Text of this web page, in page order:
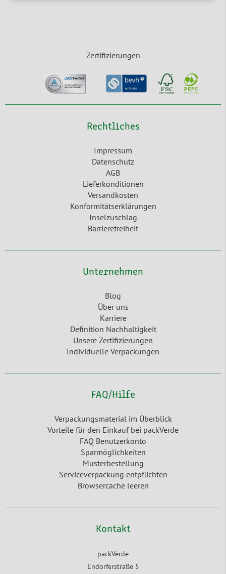
Zertifizierungen
Rechtliches
Impressum
Datenschutz
AGB
Lieferkonditionen
Versandkosten
Konformitätserklärungen
Inselzuschlag
Barrierefreiheit
Unternehmen
Blog
Über uns
Karriere
Definition Nachhaltigkeit
Unsere Zertifizierungen
Individuelle Verpackungen
FAQ/Hilfe
Verpackungsmaterial im Überblick
Vorteile für den Einkauf bei packVerde
FAQ Benutzerkonto
Sparmöglichkeiten
Musterbestellung
Serviceverpackung entpflichten
Browsercache leeren
Kontakt
packVerde
Endorferstraße 5